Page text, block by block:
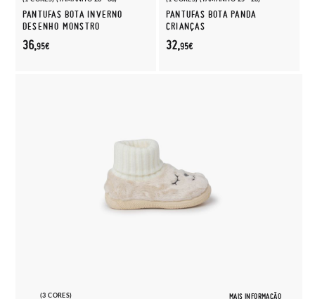
PANTUFAS BOTA INVERNO
DESENHO MONSTRO
36,95€
PANTUFAS BOTA PANDA
CRIANÇAS
32,95€
(3 CORES) MAIS INFORMAÇÃO